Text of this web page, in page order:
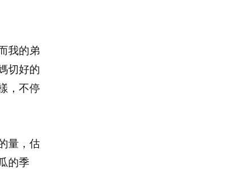
我的弟
切好的
，不停
量，估
的季